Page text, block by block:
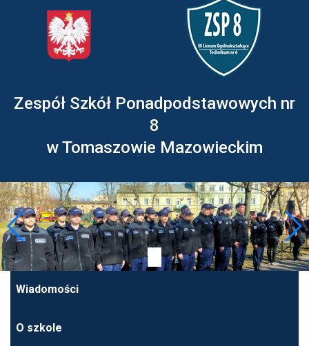
Zespół Szkół Ponadpodstawowych nr
8
w Tomaszowie Mazowieckim
Wiadomości
O szkole